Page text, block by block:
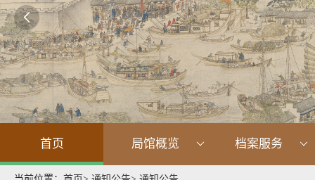

首页 局馆概览 档案服务